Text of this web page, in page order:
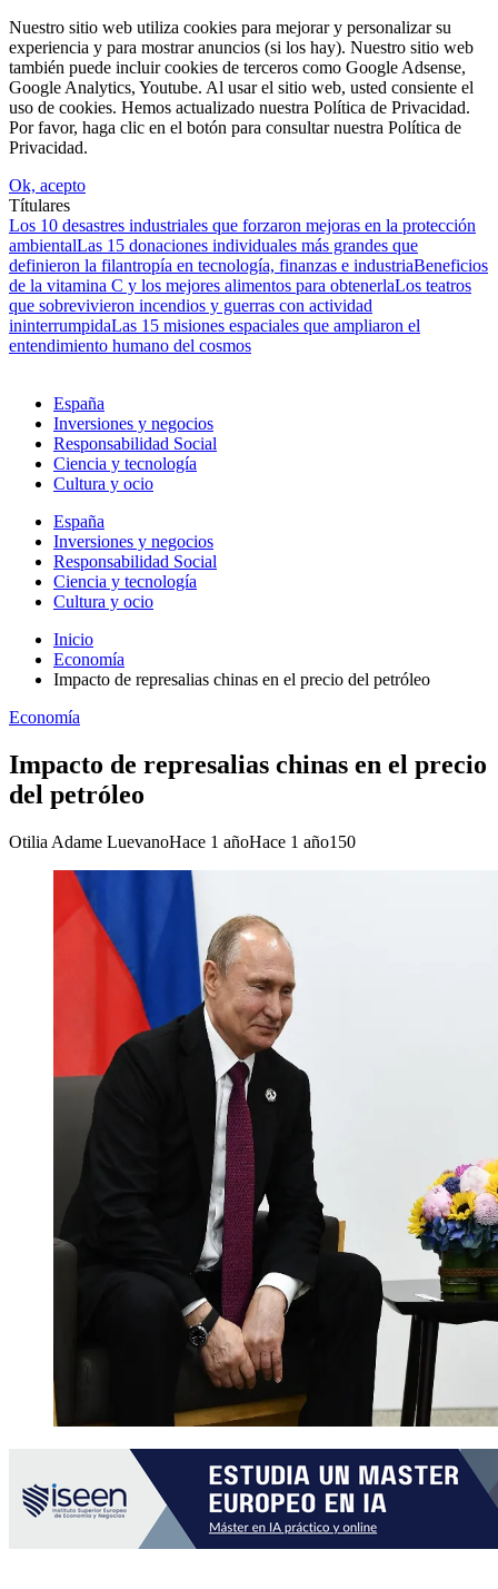
Nuestro sitio web utiliza cookies para mejorar y personalizar su
experiencia y para mostrar anuncios (si los hay). Nuestro sitio web
también puede incluir cookies de terceros como Google Adsense,
Google Analytics, Youtube. Al usar el sitio web, usted consiente el
uso de cookies. Hemos actualizado nuestra Política de Privacidad.
Por favor, haga clic en el botón para consultar nuestra Política de
Privacidad.
Ok, acepto
Títulares
Los 10 desastres industriales que forzaron mejoras en la protección
ambientalLas 15 donaciones individuales más grandes que
definieron la filantropía en tecnología, finanzas e industriaBeneficios
de la vitamina C y los mejores alimentos para obtenerlaLos teatros
que sobrevivieron incendios y guerras con actividad
ininterrumpidaLas 15 misiones espaciales que ampliaron el
entendimiento humano del cosmos
España
Inversiones y negocios
Responsabilidad Social
Ciencia y tecnología
Cultura y ocio
España
Inversiones y negocios
Responsabilidad Social
Ciencia y tecnología
Cultura y ocio
Inicio
Economía
Impacto de represalias chinas en el precio del petróleo
Economía
Impacto de represalias chinas en el precio
del petróleo
Otilia Adame LuevanoHace 1 añoHace 1 año150